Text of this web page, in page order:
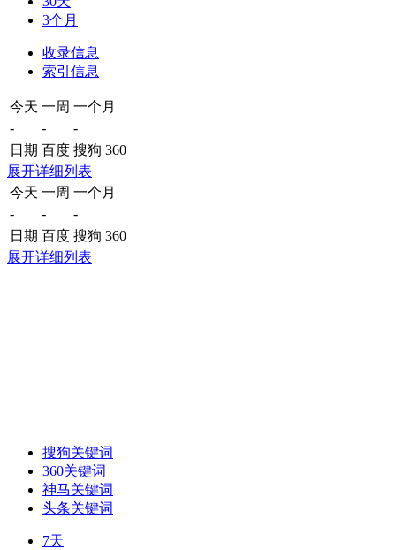
3个月
收录信息
索引信息
今天 一周 一个月
-
-
-
日期 百度 搜狗 360
展开详细列表
今天 一周 一个月
-
-
-
日期 百度 搜狗 360
展开详细列表
搜狗关键词
360关键词
神马关键词
头条关键词
7天